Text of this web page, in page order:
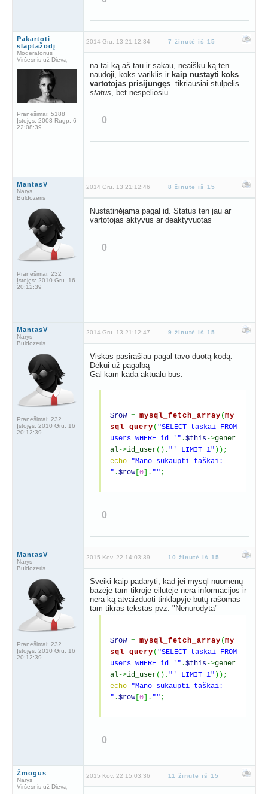
Pakartoti
slaptažodį
Moderatorius
Viršesnis už Dievą
Pranešimai: 5188
Įstojęs: 2008 Rugp. 6
22:08:39
2014 Gru. 13 21:12:34 7 žinutė iš 15
na tai ką aš tau ir sakau, neaišku ką ten
naudoji, koks variklis ir kaip nustayti koks
vartotojas prisijungęs. tikriausiai stulpelis
status , bet nespėliosiu
0
MantasV
Narys
Buldozeris
Pranešimai: 232
Įstojęs: 2010 Gru. 16
20:12:39
2014 Gru. 13 21:12:46 8 žinutė iš 15
Nustatinėjama pagal id. Status ten jau ar
vartotojas aktyvus ar deaktyvuotas
0
MantasV
Narys
Buldozeris
Pranešimai: 232
Įstojęs: 2010 Gru. 16
20:12:39
2014 Gru. 13 21:12:47 9 žinutė iš 15
Viskas pasirašiau pagal tavo duotą kodą.
Dėkui už pagalbą
Gal kam kada aktualu bus:
$row = mysql_fetch_array (my
sql_query ( "SELECT taskai FROM
users WHERE id='" .$this->gener
al->id_user( ) . "' LIMIT 1" ) ) ;
echo "Mano sukaupti taškai:
" .$row[0] . "" ;
0
MantasV
Narys
Buldozeris
Pranešimai: 232
Įstojęs: 2010 Gru. 16
20:12:39
2015 Kov. 22 14:03:39 10 žinutė iš 15
Sveiki kaip padaryti, kad jei mysql nuomenų
bazėje tam tikroje eilutėje nėra informacijos ir
nėra ką atvaizduoti tinklapyje būtų rašomas
tam tikras tekstas pvz. "Nenurodyta"
$row = mysql_fetch_array (my
sql_query ( "SELECT taskai FROM
users WHERE id='" .$this->gener
al->id_user( ) . "' LIMIT 1" ) ) ;
echo "Mano sukaupti taškai:
" .$row[0] . "" ;
0
Žmogus
Narys
Viršesnis už Dievą
2015 Kov. 22 15:03:36 11 žinutė iš 15